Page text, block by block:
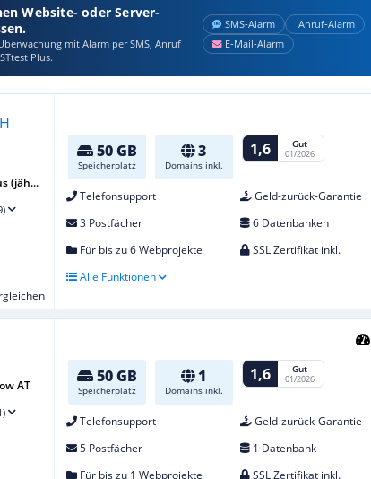
Website- oder Server-
mit Alarm per SMS, Anruf
Plus.
SMS‑Alarm
Anruf‑Alarm
E‑Mail‑Alarm
50 GB
Speicherplatz
3
Domains inkl.
1,6 Gut
01/2026
Telefonsupport
Geld-zurück-Garantie
3 Postfächer
6 Datenbanken
Für bis zu 6 Webprojekte
SSL Zertifikat inkl.
Alle Funktionen
(jäh...
50 GB
Speicherplatz
1
Domains inkl.
1,6 Gut
01/2026
Telefonsupport
Geld-zurück-Garantie
5 Postfächer
1 Datenbank
Für bis zu 1 Webprojekte
SSL Zertifikat inkl.
AT